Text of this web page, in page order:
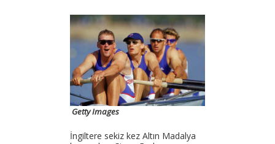
Getty Images
İngiltere sekiz kez Altın Madalya